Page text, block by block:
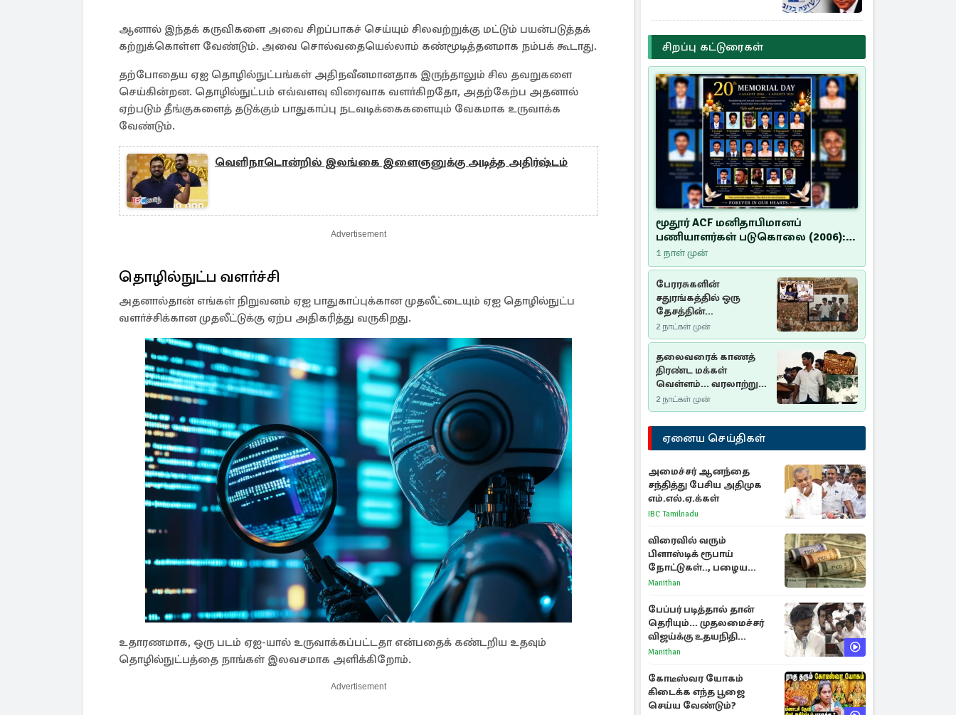
ஆனால் இந்தக் கருவிகளை அவை சிறப்பாகச் செய்யும் சிலவற்றுக்கு மட்டும் பயன்படுத்தக்
கற்றுக்கொள்ள வேண்டும். அவை சொல்வதையெல்லாம் கண்மூடித்தனமாக நம்பக் கூடாது.
தற்போதைய ஏஐ தொழில்நுட்பங்கள் அதிநவீனமானதாக இருந்தாலும் சில தவறுகளை
செய்கின்றன. தொழில்நுட்பம் எவ்வளவு விரைவாக வளா்கிறதோ, அதற்கேற்ப அதனால்
ஏற்படும் தீங்குகளைத் தடுக்கும் பாதுகாப்பு நடவடிக்கைகளையும் வேகமாக உருவாக்க
வேண்டும்.
வெளிநாடொன்றில் இலங்கை இளைஞனுக்கு அடித்த அதிர்ஷ்டம்
Advertisement
தொழில்நுட்ப வளா்ச்சி
அதனால்தான் எங்கள் நிறுவனம் ஏஐ பாதுகாப்புக்கான முதலீட்டையும் ஏஐ தொழில்நுட்ப
வளா்ச்சிக்கான முதலீட்டுக்கு ஏற்ப அதிகரித்து வருகிறது.
உதாரணமாக, ஒரு படம் ஏஐ-யால் உருவாக்கப்பட்டதா என்பதைக் கண்டறிய உதவும்
தொழில்நுட்பத்தை நாங்கள் இலவசமாக அளிக்கிறோம்.
Advertisement
சிறப்பு கட்டுரைகள்
மூதூர் ACF மனிதாபிமானப்
பணியாளர்கள் படுகொலை (2006):
20 ஆண்டுகளாகியும் நீதி
மறுக்கப்பட்ட மனிதாபிமானப்
பேரவலம்
1 நாள் முன்
பேரரசுகளின்
சதுரங்கத்தில் ஒரு
தேசத்தின்
தீர்க்கதரிசனம் :
சுதுமலை பிரகடனம்
ஒரு வரலாற்றுப் பாடம்
2 நாட்கள் முன்
தலைவரைக் காணத்
திரண்ட மக்கள்
வெள்ளம்... வரலாற்றுச்
சிறப்புமிக்க சுதுமலைப்
பிரகடனம்…
2 நாட்கள் முன்
ஏனைய செய்திகள்
அமைச்சர் ஆனந்தை
சந்தித்து பேசிய அதிமுக
எம்.எல்.ஏ.க்கள்
IBC Tamilnadu
விரைவில் வரும்
பிளாஸ்டிக் ரூபாய்
நோட்டுகள்.., பழைய
காகித நோட்டுகள்
Manithan
பேப்பர் படித்தால் தான்
தெரியும்... முதலமைச்சர்
விஜய்க்கு உதயநிதி
ஸ்டாலின் பதிலடி
Manithan
கோடீஸ்வர யோகம்
கிடைக்க எந்த பூஜை
செய்ய வேண்டும்?